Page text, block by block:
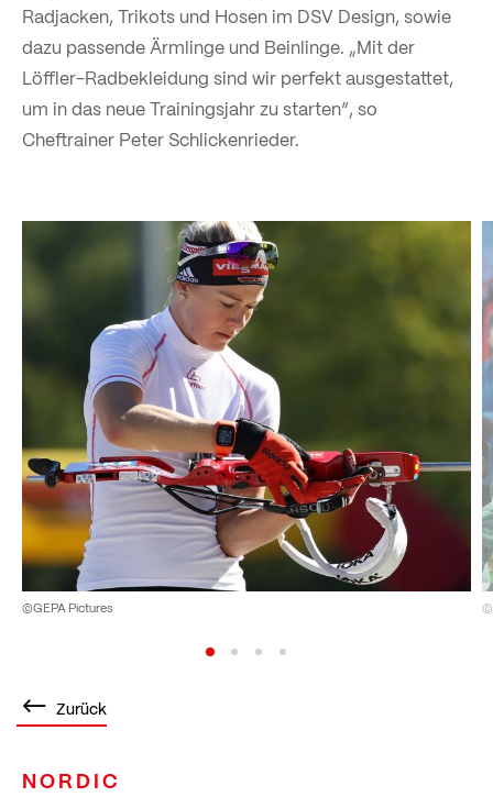
Radjacken, Trikots und Hosen im DSV Design, sowie
dazu passende Ärmlinge und Beinlinge. „Mit der
Löffler-Radbekleidung sind wir perfekt ausgestattet,
um in das neue Trainingsjahr zu starten“, so
Cheftrainer Peter Schlickenrieder.
©GEPA Pictures
Zurück
NORDIC